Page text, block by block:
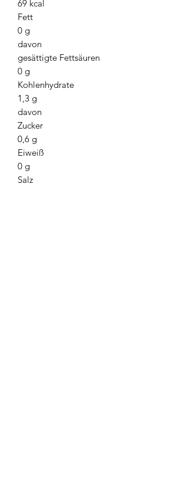
69 kcal
Fett
0 g
davon
gesättigte Fettsäuren
0 g
Kohlenhydrate
1,3 g
davon
Zucker
0,6 g
Eiweiß
0 g
Salz